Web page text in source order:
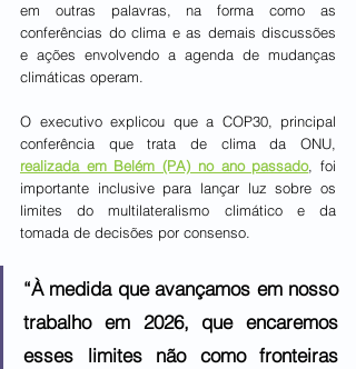
em outras palavras, na forma como as
conferências do clima e as demais discussões
e ações envolvendo a agenda de mudanças
climáticas operam.
O executivo explicou que a COP30, principal
realizada em Belém (PA) no ano passado, foi
importante inclusive para lançar luz sobre os
limites do multilateralismo climático e da
tomada de decisões por consenso.
“À medida que avançamos em nosso
trabalho em 2026, que encaremos
esses limites não como fronteiras